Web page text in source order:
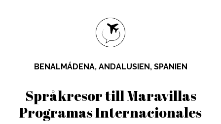
Music,
Music
Communication
Wellness,
Fitness
Tourism,
Språkkurser
för lärare
Studieresor
BENALMÁDENA, ANDALUSIEN, SPANIEN
Språkresor till Maravillas
Programas Internacionales